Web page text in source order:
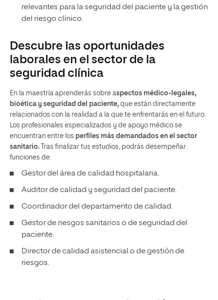
relevantes para la seguridad del paciente y la gestión
del riesgo clínico.
Descubre las oportunidades
laborales en el sector de la
seguridad clínica
En la maestría aprenderás sobre aspectos médico-legales,
bioética y seguridad del paciente, que están directamente
relacionados con la realidad a la que te enfrentarás en el futuro.
Los profesionales especializados y de apoyo médico se
encuentran entre los perfiles más demandados en el sector
sanitario. Tras finalizar tus estudios, podrás desempeñar
funciones de:
Gestor del área de calidad hospitalaria.
Auditor de calidad y seguridad del paciente.
Coordinador del departamento de calidad.
Gestor de riesgos sanitarios o de seguridad del
paciente.
Director de calidad asistencial o de gestión de
riesgos.